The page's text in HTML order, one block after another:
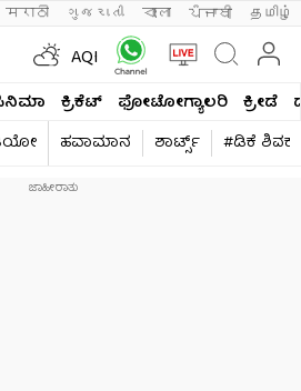
मराठी ગુજરાતી বাংলা ਪੰਜਾਬੀ தமிழ்
AQI
ಕ್ರಿಕೆಟ್​ ಫೋಟೋಗ್ಯಾಲರಿ ಕ್ರೀಡೆ
ಹವಾಮಾನ ಶಾರ್ಟ್ಸ್​ #ಡಿಕೆ